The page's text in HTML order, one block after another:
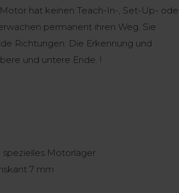
Motor hat keinen Teach-In-, Set-Up-
permanent ihren Weg. Sie
Richtungen. Die Erkennung und
und untere Ende. !
Motorlager
7 mm